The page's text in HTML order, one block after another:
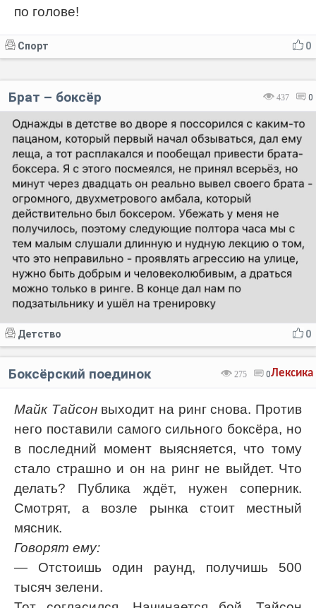
по голове!
0
Спорт
437 0
Брат – боксёр
0
Детство
Лексика
275 0
Боксёрский поединок
Майк Тайсонвыходит на ринг снова. Против
него поставили самого сильного боксёра, но
в последний момент выясняется, что тому
стало страшно и он на ринг не выйдет. Что
делать? Публика ждёт, нужен соперник.
Смотрят, а возле рынка стоит местный
мясник.
Говорят ему:
— Отстоишь один раунд, получишь 500
тысяч зелени.